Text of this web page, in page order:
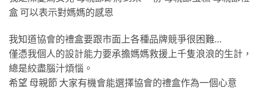
盒 可以表示對媽媽的感恩
我知道協會的禮盒要跟市面上各種品牌競爭很困難…
僅憑我個人的設計能力要承擔媽媽救援上千隻浪浪的生計，
總是絞盡腦汁煩惱。
希望 母親節 大家有機會能選擇協會的禮盒作為一個心意